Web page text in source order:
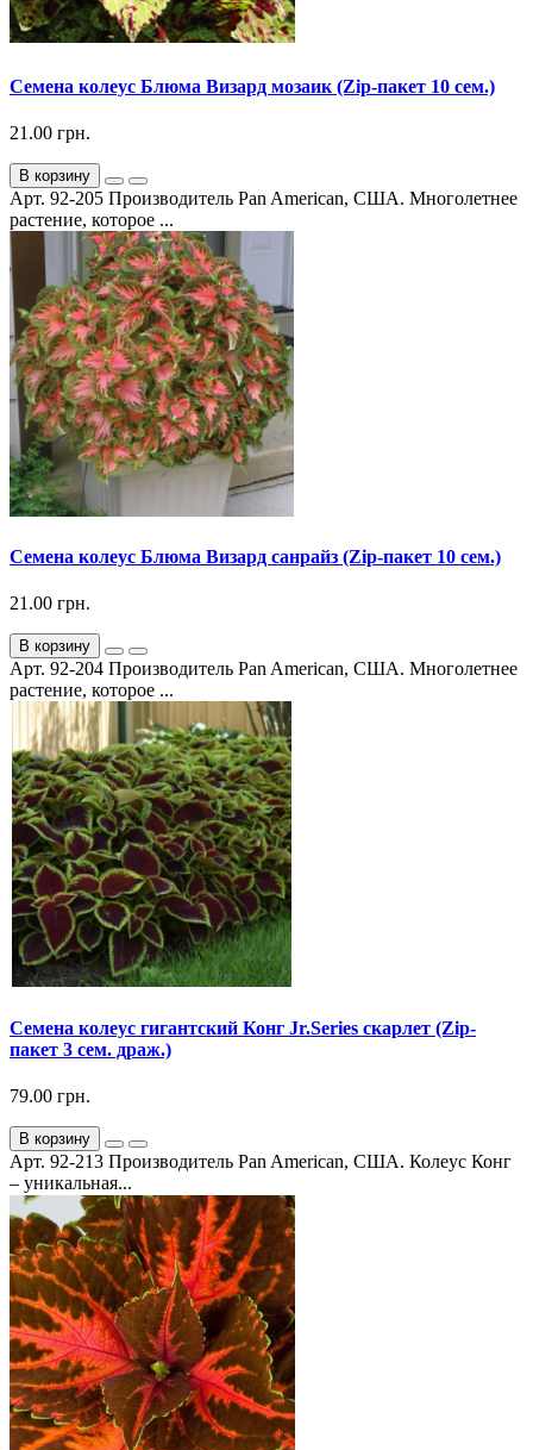
Семена колеус Блюма Визард мозаик (Zip-пакет 10 сем.)
21.00 грн.
В корзину
Арт. 92-205 Производитель Pan American, США. Многолетнее
растение, которое ...
Семена колеус Блюма Визард санрайз (Zip-пакет 10 сем.)
21.00 грн.
В корзину
Арт. 92-204 Производитель Pan American, США. Многолетнее
растение, которое ...
Семена колеус гигантский Конг Jr.Series скарлет (Zip-
пакет 3 сем. драж.)
79.00 грн.
В корзину
Арт. 92-213 Производитель Pan American, США. Колеус Конг
– уникальная...